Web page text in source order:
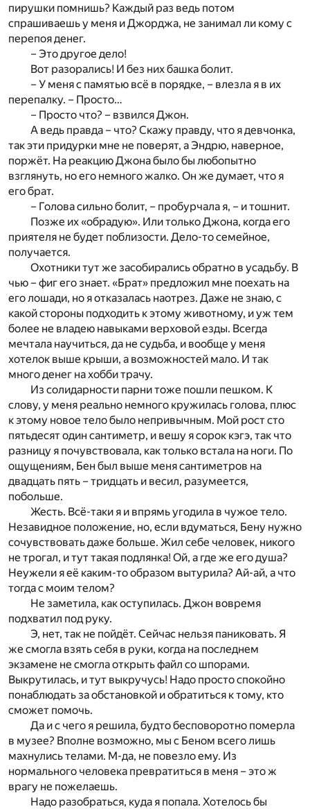
пирушки помнишь? Каждый раз ведь потом
спрашиваешь у меня и Джорджа, не занимал ли кому с
перепоя денег.
– Это другое дело!
Вот разорались! И без них башка болит.
– У меня с памятью всё в порядке, – влезла я в их
перепалку. – Просто…
– Просто что? – взвился Джон.
А ведь правда – что? Скажу правду, что я девчонка,
так эти придурки мне не поверят, а Эндрю, наверное,
поржёт. На реакцию Джона было бы любопытно
взглянуть, но его немного жалко. Он же думает, что я
его брат.
– Голова сильно болит, – пробурчала я, – и тошнит.
Позже их «обрадую». Или только Джона, когда его
приятеля не будет поблизости. Дело-то семейное,
получается.
Охотники тут же засобирались обратно в усадьбу. В
чью – фиг его знает. «Брат» предложил мне поехать на
его лошади, но я отказалась наотрез. Даже не знаю, с
какой стороны подходить к этому животному, и уж тем
более не владею навыками верховой езды. Всегда
мечтала научиться, да не судьба, и вообще у меня
хотелок выше крыши, а возможностей мало. И так
много денег на хобби трачу.
Из солидарности парни тоже пошли пешком. К
слову, у меня реально немного кружилась голова, плюс
к этому новое тело было непривычным. Мой рост сто
пятьдесят один сантиметр, и вешу я сорок кэгэ, так что
разницу я почувствовала, как только встала на ноги. По
ощущениям, Бен был выше меня сантиметров на
двадцать пять – тридцать и весил, разумеется,
побольше.
Жесть. Всё-таки я и впрямь угодила в чужое тело.
Незавидное положение, но, если вдуматься, Бену нужно
сочувствовать даже больше. Жил себе человек, никого
не трогал, и тут такая подлянка! Ой, а где же его душа?
Неужели я её каким-то образом вытурила? Ай-ай, а что
тогда с моим телом?
Не заметила, как оступилась. Джон вовремя
подхватил под руку.
Э, нет, так не пойдёт. Сейчас нельзя паниковать. Я
же смогла взять себя в руки, когда на последнем
экзамене не смогла открыть файл со шпорами.
Выкрутилась, и тут выкручусь! Надо просто спокойно
понаблюдать за обстановкой и обратиться к тому, кто
сможет помочь.
Да и с чего я решила, будто бесповоротно померла
в музее? Вполне возможно, мы с Беном всего лишь
махнулись телами. М-да, не повезло ему. Из
нормального человека превратиться в меня – это ж
врагу не пожелаешь.
Надо разобраться, куда я попала. Хотелось бы